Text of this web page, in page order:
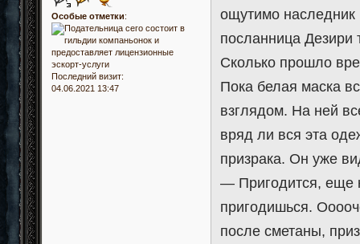
Особые отметки:
Последний визит:
04.06.2021 13:47
ощутимо наследник
посланница Дезири
Сколько прошло
Пока белая маска
взглядом. На ней
вряд ли вся эта
призрака. Он уже
— Пригодится, еще
пригодишься.
после сметаны,